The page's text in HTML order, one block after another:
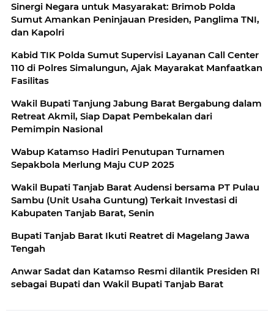
Sinergi Negara untuk Masyarakat: Brimob Polda
Sumut Amankan Peninjauan Presiden, Panglima TNI,
dan Kapolri
Kabid TIK Polda Sumut Supervisi Layanan Call Center
110 di Polres Simalungun, Ajak Mayarakat Manfaatkan
Fasilitas
Wakil Bupati Tanjung Jabung Barat Bergabung dalam
Retreat Akmil, Siap Dapat Pembekalan dari
Pemimpin Nasional
Wabup Katamso Hadiri Penutupan Turnamen
Sepakbola Merlung Maju CUP 2025
Wakil Bupati Tanjab Barat Audensi bersama PT Pulau
Sambu (Unit Usaha Guntung) Terkait Investasi di
Kabupaten Tanjab Barat, Senin
Bupati Tanjab Barat Ikuti Reatret di Magelang Jawa
Tengah
Anwar Sadat dan Katamso Resmi dilantik Presiden RI
sebagai Bupati dan Wakil Bupati Tanjab Barat